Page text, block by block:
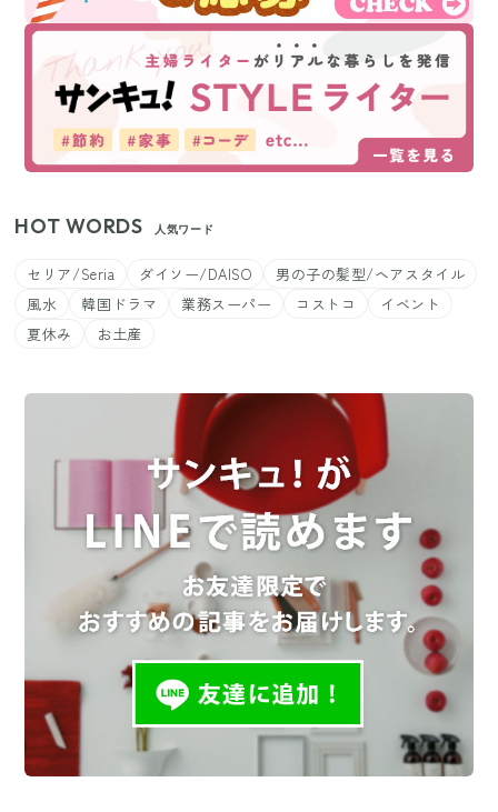
HOT WORDS 人気ワード
セリア/Seria ダイソー/DAISO
男の子の髪型/ヘアスタイル
風水
韓国ドラマ 業務スーパー コストコ
イベント
夏休み
お土産